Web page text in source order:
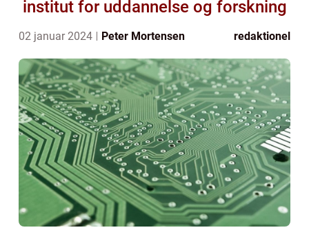
institut for uddannelse og forskning
02 januar 2024 Peter Mortensen redaktionel